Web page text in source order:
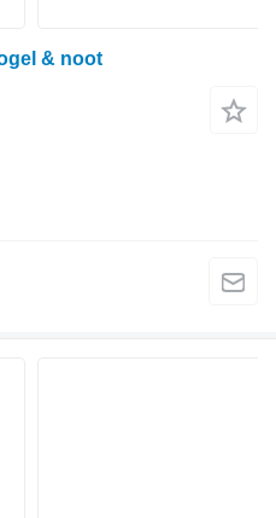
& noot